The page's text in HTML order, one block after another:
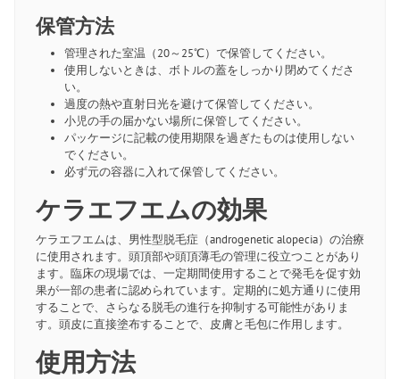
保管方法
管理された室温（20～25℃）で保管してください。
使用しないときは、ボトルの蓋をしっかり閉めてくださ
い。
過度の熱や直射日光を避けて保管してください。
小児の手の届かない場所に保管してください。
パッケージに記載の使用期限を過ぎたものは使用しない
でください。
必ず元の容器に入れて保管してください。
ケラエフエムの効果
ケラエフエムは、男性型脱毛症（androgenetic alopecia）の治療
に使用されます。頭頂部や頭頂薄毛の管理に役立つことがあり
ます。臨床の現場では、一定期間使用することで発毛を促す効
果が一部の患者に認められています。定期的に処方通りに使用
することで、さらなる脱毛の進行を抑制する可能性がありま
す。頭皮に直接塗布することで、皮膚と毛包に作用します。
使用方法